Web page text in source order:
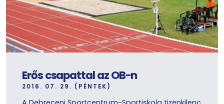
Erős csapattal az OB-n
2016. 07. 29. (PÉNTEK)